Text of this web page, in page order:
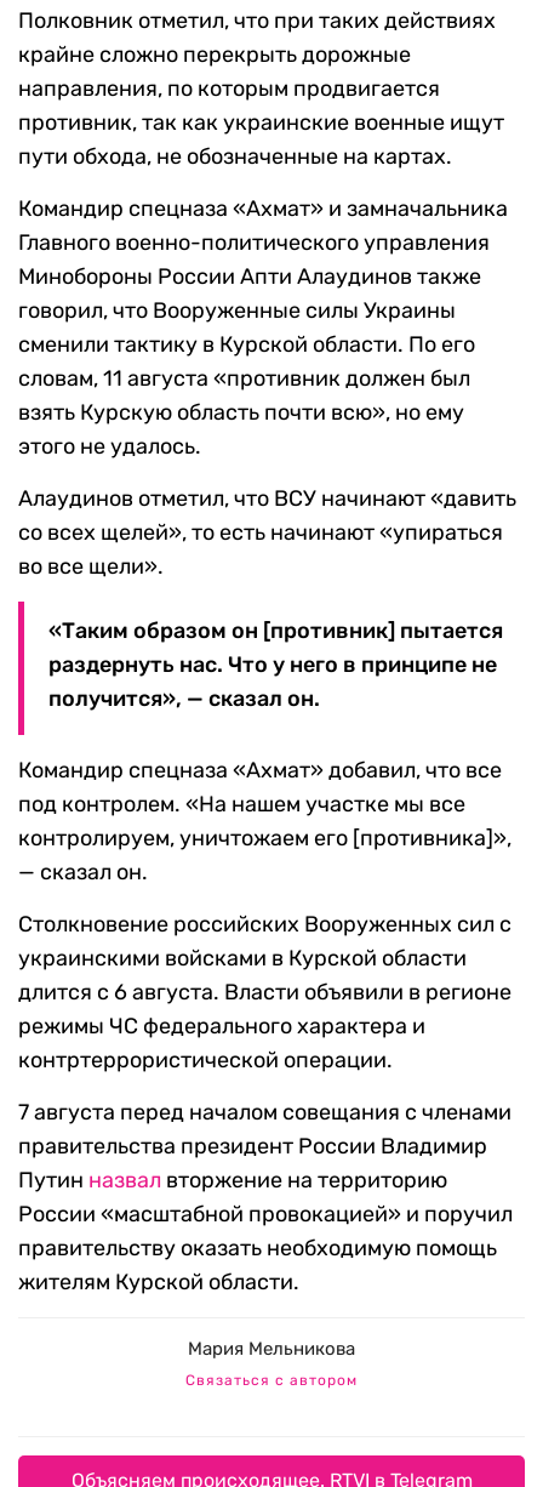
Полковник отметил, что при таких действиях
крайне сложно перекрыть дорожные
направления, по которым продвигается
противник, так как украинские военные ищут
пути обхода, не обозначенные на картах.
Командир спецназа «Ахмат» и замначальника
Главного военно-политического управления
Минобороны России Апти Алаудинов также
говорил, что Вооруженные силы Украины
сменили тактику в Курской области. По его
словам, 11 августа «противник должен был
взять Курскую область почти всю», но ему
этого не удалось.
Алаудинов отметил, что ВСУ начинают «давить
со всех щелей», то есть начинают «упираться
во все щели».
«Таким образом он [противник] пытается
раздернуть нас. Что у него в принципе не
получится», — сказал он.
Командир спецназа «Ахмат» добавил, что все
под контролем. «На нашем участке мы все
контролируем, уничтожаем его [противника]»,
— сказал он.
Столкновение российских Вооруженных сил с
украинскими войсками в Курской области
длится с 6 августа. Власти объявили в регионе
режимы ЧС федерального характера и
контртеррористической операции.
7 августа перед началом совещания с членами
правительства президент России Владимир
Путин назвал вторжение на территорию
России «масштабной провокацией» и поручил
правительству оказать необходимую помощь
жителям Курской области.
Мария Мельникова
Связаться с автором
Объясняем происходящее. RTVI в Telegram